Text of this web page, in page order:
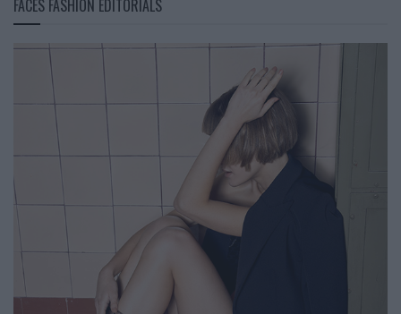
FACES FASHION EDITORIALS